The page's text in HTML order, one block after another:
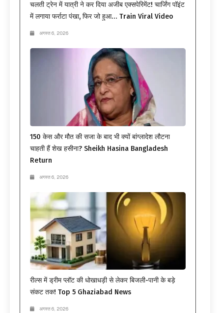
चलती ट्रेन में यात्री ने कर दिया अजीब एक्सपेरिमेंट! चार्जिंग पॉइंट
में लगाया फर्राटा पंखा, फिर जो हुआ… Train Viral Video
अगस्त 6, 2026
150 केस और मौत की सजा के बाद भी क्यों बांग्लादेश लौटना
चाहती हैं शेख हसीना? Sheikh Hasina Bangladesh
Return
अगस्त 6, 2026
रील्स में ड्रीम प्लॉट की धोखाधड़ी से लेकर बिजली-पानी के बड़े
संकट तक! Top 5 Ghaziabad News
अगस्त 6, 2026